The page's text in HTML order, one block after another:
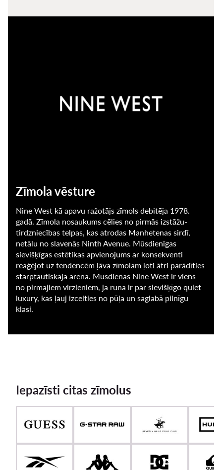
Zīmola vēsture
Nine West kā apavu ražotājs zīmols debitēja 1978.
gadā. Zīmola nosaukums cēlies no pirmās izstāžu-
tirdzniecības telpas, kas atrodas Manhetenas sirdī,
netālu no slavenās Ninth Avenue. Mūsdienīgas
sievišķīgas estētikas apvienojums ar konsekventi
reaģējot uz tendencēm ļāva zīmolam ļoti ātri parādīties
starptautiskajā arēnā. Mūsdienās Nine West ir viens
no pirmajiem virzieniem, ja runa ir par sievišķīgo quiet
luxury, kas ļauj izcelties no pūļa un saglabā pilnīgu
klasi.
Iepazīsti citas zīmolus